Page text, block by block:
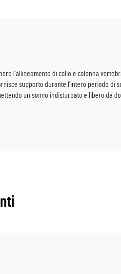
l'allineamento di collo e colonna
supporto durante l'intero periodo di
un sonno indisturbato e libero da